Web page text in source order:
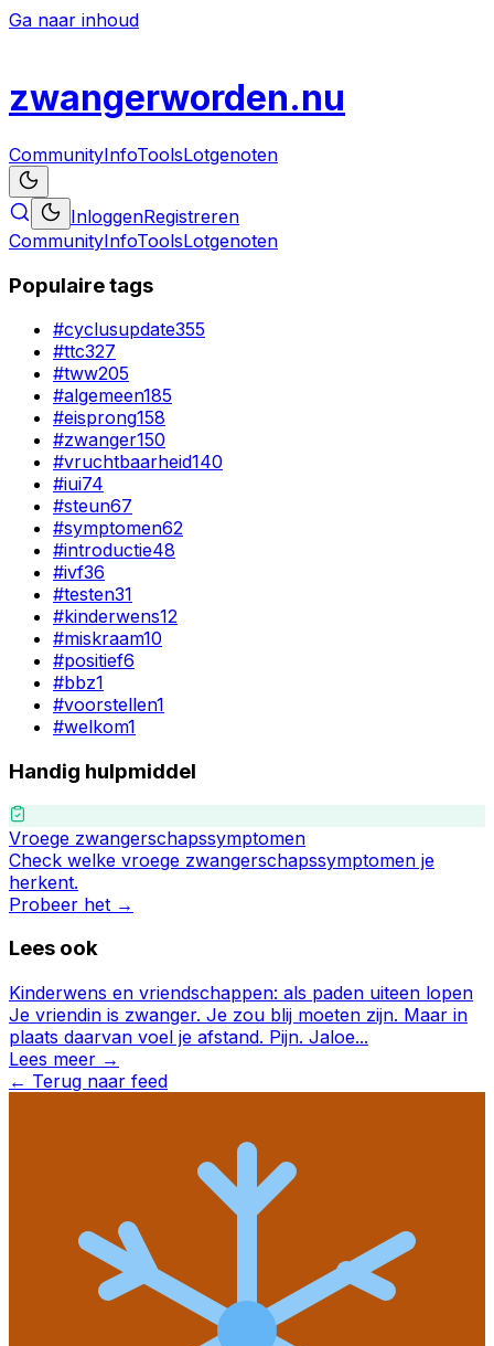
Ga naar inhoud
zwangerworden.nu
CommunityInfoToolsLotgenoten
InloggenRegistreren
CommunityInfoToolsLotgenoten
Populaire tags
#cyclusupdate355
#ttc327
#tww205
#algemeen185
#eisprong158
#zwanger150
#vruchtbaarheid140
#iui74
#steun67
#symptomen62
#introductie48
#ivf36
#testen31
#kinderwens12
#miskraam10
#positief6
#bbz1
#voorstellen1
#welkom1
Handig hulpmiddel
Vroege zwangerschapssymptomen
Check welke vroege zwangerschapssymptomen je
herkent.
Probeer het →
Lees ook
Kinderwens en vriendschappen: als paden uiteen lopen
Je vriendin is zwanger. Je zou blij moeten zijn. Maar in
plaats daarvan voel je afstand. Pijn. Jaloe...
Lees meer →
← Terug naar feed